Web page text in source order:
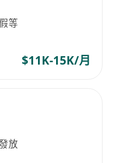
等
$11K-15K/月
放